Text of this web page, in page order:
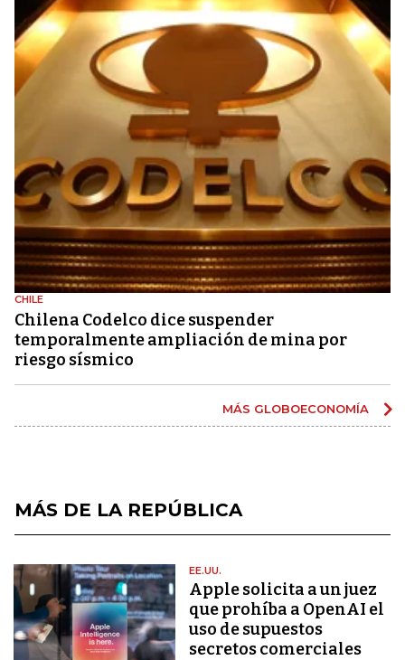
CHILE
Chilena Codelco dice suspender
temporalmente ampliación de mina por
riesgo sísmico
MÁS GLOBOECONOMÍA
MÁS DE LA REPÚBLICA
EE.UU.
Apple solicita a un juez
que prohíba a OpenAI el
uso de supuestos
secretos comerciales